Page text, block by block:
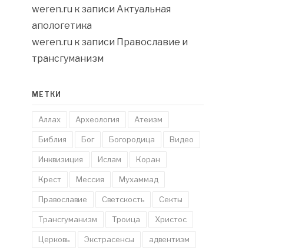
weren.ru к записи Актуальная
апологетика
weren.ru к записи Православие и
трансгуманизм
МЕТКИ
Аллах Археология Атеизм
Библия Бог Богородица Видео
Инквизиция Ислам Коран
Крест Мессия Мухаммад
Православие Светскость Секты
Трансгуманизм Троица Христос
Церковь Экстрасенсы адвентизм